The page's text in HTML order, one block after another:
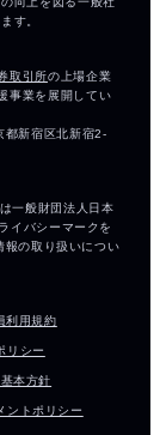
利用規約
リシー
本方針
ントポリシー